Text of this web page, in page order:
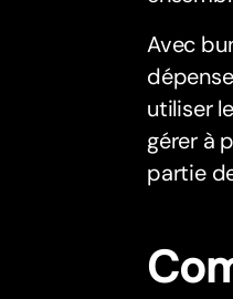
Avec
utiliser
gérer à
partie